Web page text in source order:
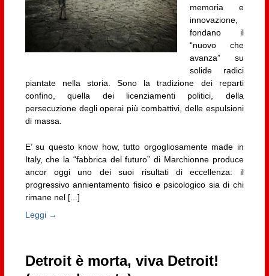
memoria e
innovazione,
fondano il
“nuovo che
avanza” su
solide radici
piantate nella storia. Sono la tradizione dei reparti
confino, quella dei licenziamenti politici, della
persecuzione degli operai più combattivi, delle espulsioni
di massa.
E’ su questo know how, tutto orgogliosamente made in
Italy, che la “fabbrica del futuro” di Marchionne produce
ancor oggi uno dei suoi risultati di eccellenza: il
progressivo annientamento fisico e psicologico sia di chi
rimane nel [...]
Leggi →
Detroit è morta, viva Detroit!